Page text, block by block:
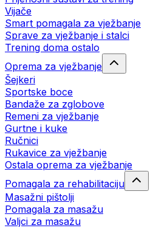
Vijače
Smart pomagala za vježbanje
Sprave za vježbanje i stalci
Trening doma ostalo
Oprema za vježbanje
Šejkeri
Sportske boce
Bandaže za zglobove
Remeni za vježbanje
Gurtne i kuke
Ručnici
Rukavice za vježbanje
Ostala oprema za vježbanje
Pomagala za rehabilitaciju
Masažni pištolji
Pomagala za masažu
Valjci za masažu